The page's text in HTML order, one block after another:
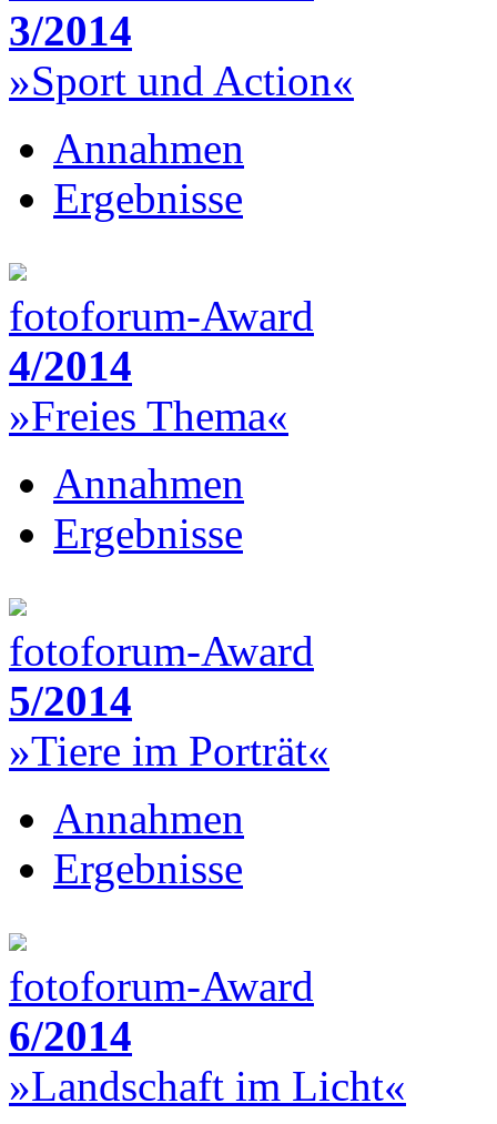
3/2014
»Sport und Action«
Annahmen
Ergebnisse
fotoforum-Award
4/2014
»Freies Thema«
Annahmen
Ergebnisse
fotoforum-Award
5/2014
»Tiere im Porträt«
Annahmen
Ergebnisse
fotoforum-Award
6/2014
»Landschaft im Licht«